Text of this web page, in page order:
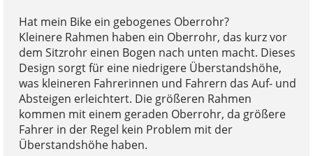
Hat mein Bike ein gebogenes Oberrohr?
Kleinere Rahmen haben ein Oberrohr, das kurz vor
dem Sitzrohr einen Bogen nach unten macht. Dieses
Design sorgt für eine niedrigere Überstandshöhe,
was kleineren Fahrerinnen und Fahrern das Auf- und
Absteigen erleichtert. Die größeren Rahmen
kommen mit einem geraden Oberrohr, da größere
Fahrer in der Regel kein Problem mit der
Überstandshöhe haben.